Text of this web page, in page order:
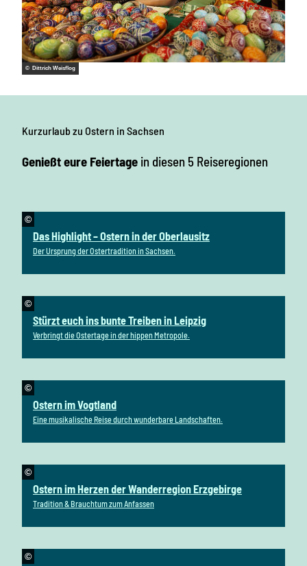
© Dittrich Weisflog
Kurzurlaub zu Ostern in Sachsen
Genießt eure Feiertage in diesen 5 Reiseregionen
©
Das Highlight – Ostern in der Oberlausitz
Der Ursprung der Ostertradition in Sachsen.
©
Stürzt euch ins bunte Treiben in Leipzig
Verbringt die Ostertage in der hippen Metropole.
©
Ostern im Vogtland
Eine musikalische Reise durch wunderbare Landschaften.
©
Ostern im Herzen der Wanderregion Erzgebirge
Tradition & Brauchtum zum Anfassen
©